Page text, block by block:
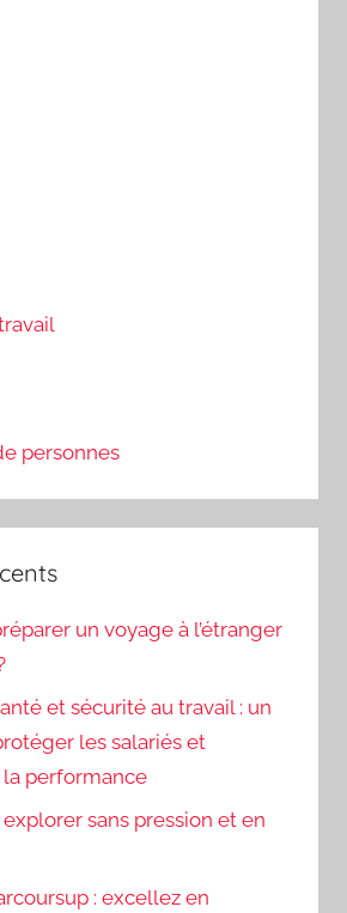
personnes
un voyage à l’étranger
et sécurité au travail : un
les salariés et
performance
sans pression et en
: excellez en